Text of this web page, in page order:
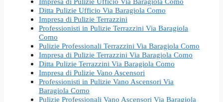
Ditta Pulizie Ufficio Via Baragiola Como
Impresa di Pulizie Terrazzini
Professionisti in Pulizie Terrazzini Via Baragiola
Como
Pulizie Professionali Terrazzini Via Baragiola Como
Impresa di Pulizie Terrazzini Via Baragiola Como
Ditta Pulizie Terrazzini Via Baragiola Como
Impresa di Pulizie Vano Ascensori
Professionisti in Pulizie Vano Ascensori Via
Baragiola Como
Pulizie Professionali Vano Ascensori Via Baragiola